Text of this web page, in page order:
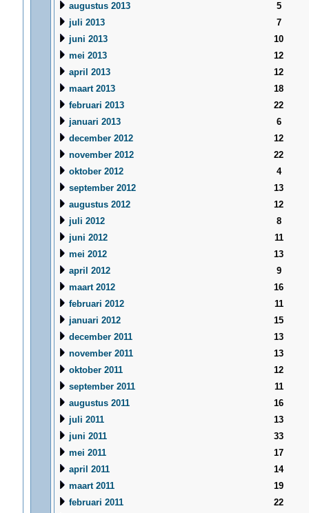
augustus 2013
5
juli 2013
7
juni 2013
10
mei 2013
12
april 2013
12
maart 2013
18
februari 2013
22
januari 2013
6
december 2012
12
november 2012
22
oktober 2012
4
september 2012
13
augustus 2012
12
juli 2012
8
juni 2012
11
mei 2012
13
april 2012
9
maart 2012
16
februari 2012
11
januari 2012
15
december 2011
13
november 2011
13
oktober 2011
12
september 2011
11
augustus 2011
16
juli 2011
13
juni 2011
33
mei 2011
17
april 2011
14
maart 2011
19
februari 2011
22